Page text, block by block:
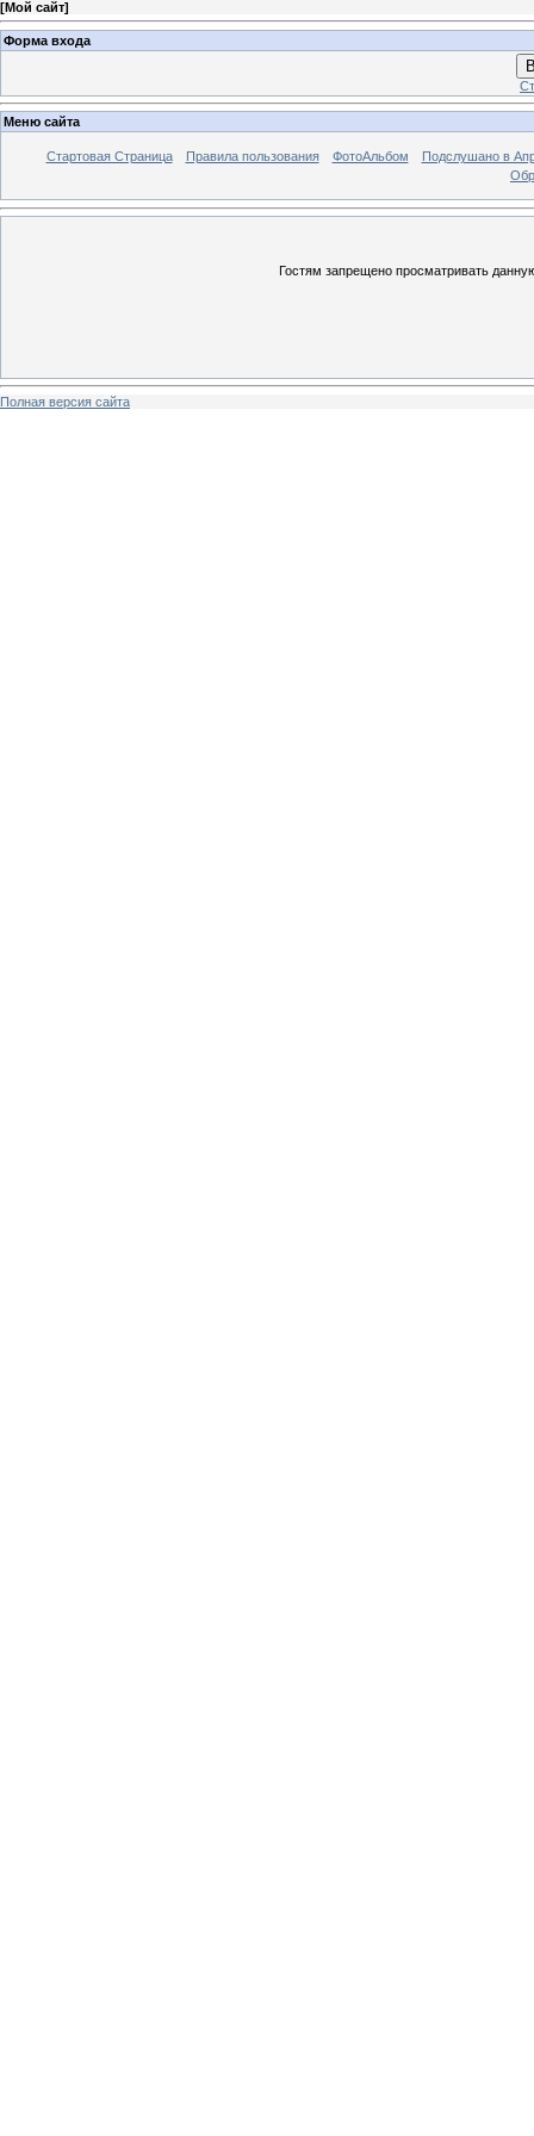
[Мой сайт]
Форма входа
Меню сайта
Стартовая Страница Правила пользования ФотоАльбом
Подслушано в
Гостям запрещено просматривать
Полная версия сайта